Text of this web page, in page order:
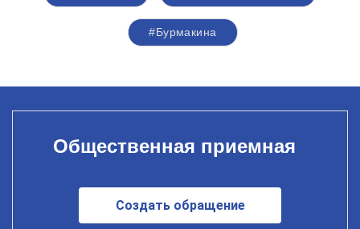
#Бурмакина
Общественная приемная
Создать обращение